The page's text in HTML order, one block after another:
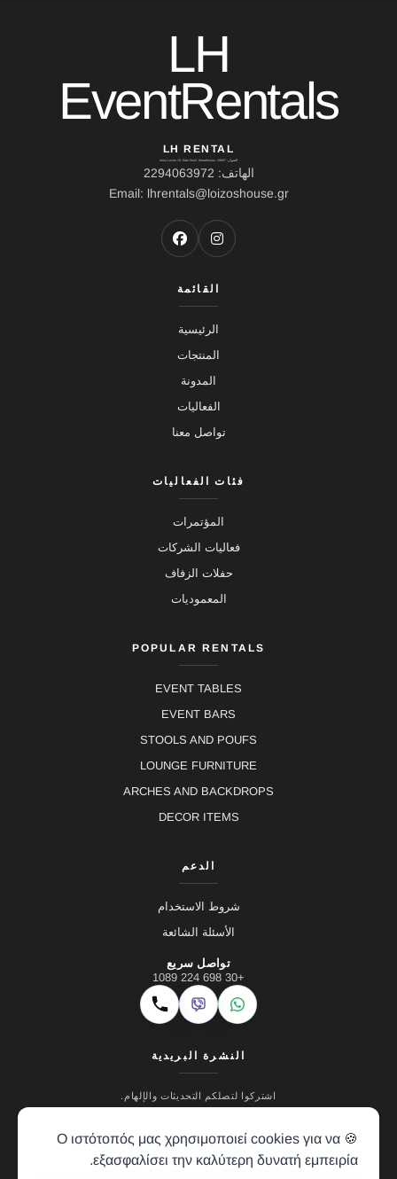
LH
EventRentals
LH RENTAL
العنوان: Ierou Loxou 10, Kato Souli, Marathonas, 19007
الهاتف: 2294063972
Email: lhrentals@loizoshouse.gr
القائمة
الرئيسية
المنتجات
المدونة
الفعاليات
تواصل معنا
فئات الفعاليات
المؤتمرات
فعاليات الشركات
حفلات الزفاف
المعموديات
POPULAR RENTALS
EVENT TABLES
EVENT BARS
STOOLS AND POUFS
LOUNGE FURNITURE
ARCHES AND BACKDROPS
DECOR ITEMS
الدعم
شروط الاستخدام
الأسئلة الشائعة
تواصل سريع
+30 698 224 1089
WhatsApp
Viber اتصال
النشرة البريدية
اشتركوا لتصلكم التحديثات والإلهام.
🍪 Ο ιστότοπός μας χρησιμοποιεί cookies για να
εξασφαλίσει την καλύτερη δυνατή εμπειρία.